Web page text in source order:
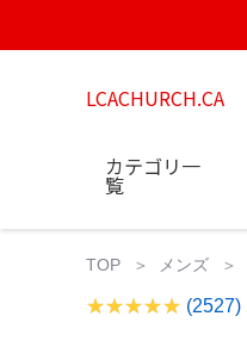
LCACHURCH.CA
カテゴリ一
覧
TOP メンズ
(2527)